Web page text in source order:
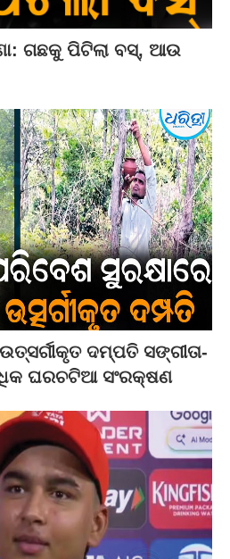
ଗଛକୁ ପିଟିଲା ବସ୍‌, ଆଉ
ଦମ୍ପତି ସଙ୍ଗୀତା-
ଘରଚଟିଆ ସଂରକ୍ଷଣ